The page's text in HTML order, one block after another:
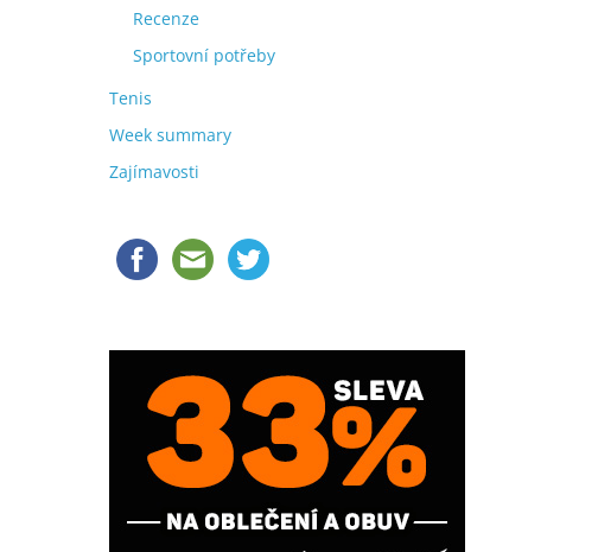
Recenze
Sportovní potřeby
Tenis
Week summary
Zajímavosti